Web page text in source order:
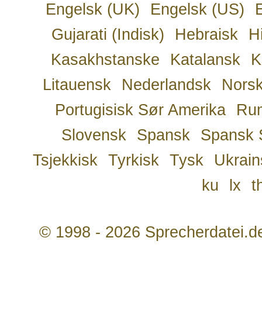
Engelsk (UK)
Engelsk (US)
Gujarati (Indisk)
Hebraisk
Kasakhstanske
Katalansk
Litauensk
Nederlandsk
Portugisisk Sør Amerika
Slovensk
Spansk
Spansk
Tsjekkisk
Tyrkisk Tysk
ku
lx
© 1998 - 2026